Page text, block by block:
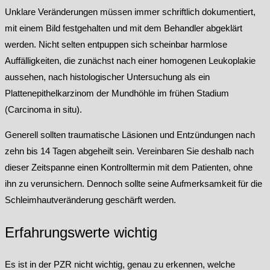
Unklare Veränderungen müssen immer schriftlich dokumentiert,
mit einem Bild festgehalten und mit dem Behandler abgeklärt
werden. Nicht selten entpuppen sich scheinbar harmlose
Auffälligkeiten, die zunächst nach einer homogenen Leukoplakie
aussehen, nach histologischer Untersuchung als ein
Plattenepithelkarzinom der Mundhöhle im frühen Stadium
(Carcinoma in situ).
Generell sollten traumatische Läsionen und Entzündungen nach
zehn bis 14 Tagen abgeheilt sein. Vereinbaren Sie deshalb nach
dieser Zeitspanne einen Kontrolltermin mit dem Patienten, ohne
ihn zu verunsichern. Dennoch sollte seine Aufmerksamkeit für die
Schleimhautveränderung geschärft werden.
Erfahrungswerte wichtig
Es ist in der PZR nicht wichtig, genau zu erkennen, welche